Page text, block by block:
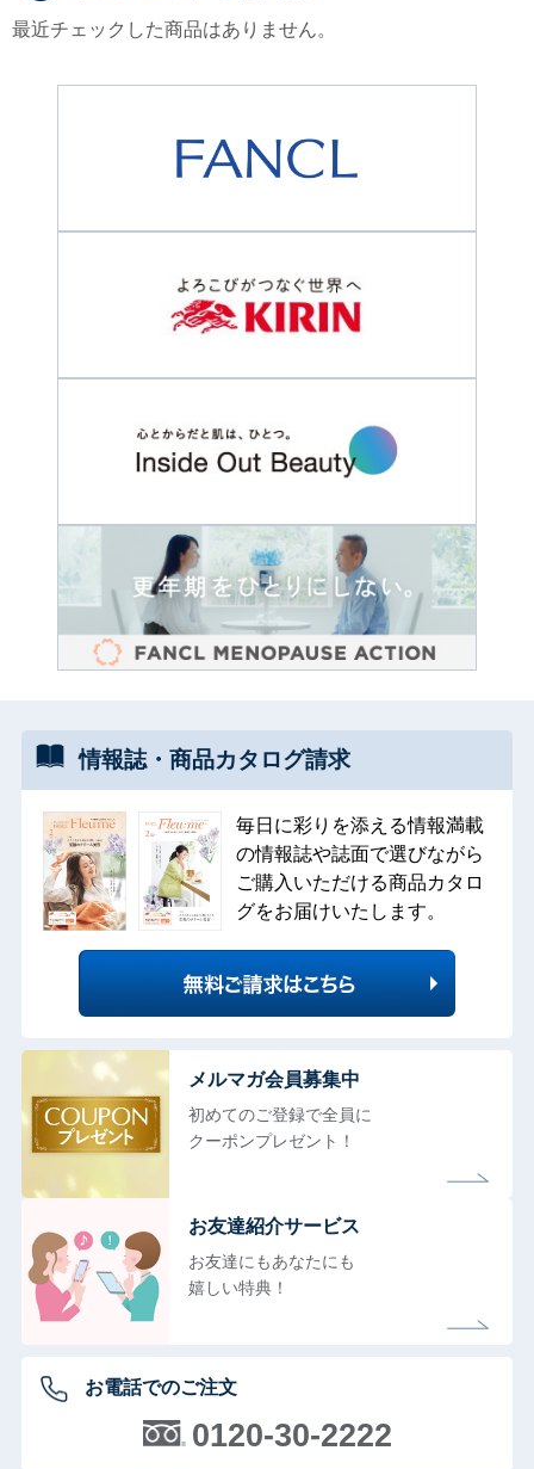
最近チェックした商品はありません。
情報誌・ 商品カタログ請求
毎日に彩りを添える情報満載
の情報誌や誌面で選びながら
ご購入いただける商品カタロ
グをお届けいたします。
メルマガ会員募集中
初めてのご登録で全員に
クーポンプレゼント！
お友達紹介サービス
お友達にもあなたにも
嬉しい特典！
お電話でのご注文
0120-30-2222